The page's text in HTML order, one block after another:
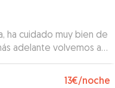
ha cuidado muy bien de
adelante volvemos a
”
13€/noche